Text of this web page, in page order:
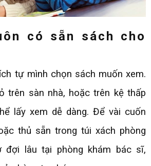
có sẵn sách cho
tự mình chọn sách muốn xem.
trên sàn nhà, hoặc trên kệ thấp
lấy xem dễ dàng. Để vài cuốn
thủ sẵn trong túi xách phòng
đợi lâu tại phòng khám bác sĩ,